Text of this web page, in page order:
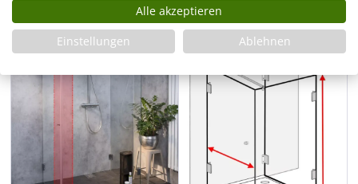
Rabatt
-27%UVP
Alle akzeptieren
Einstellungen
Ablehnen